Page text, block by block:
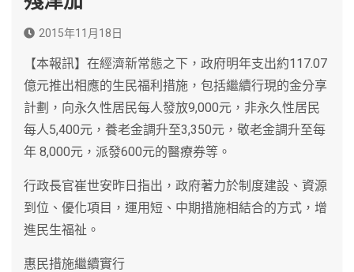
2015年11月18日
【本報訊】在經濟新常態之下，政府明年支出約117.07
億元推出相應的生民福利措施，包括繼續行現的金分享
計劃，向永久性居民每人發放9,000元，非永久性居民
每人5,400元，養老金調升至3,350元，敬老金調升至每
年 8,000元，派發600元的醫療券等。
行政長官崔世安昨日指出，政府著力於制度建設、資源
到位、優化項目，運用短、中期措施相結合的方式，增
進民生福祉。
惠民措施繼續實行